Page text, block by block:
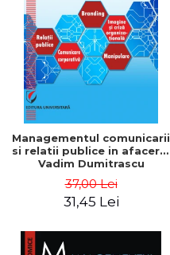
ADMINISTRATIVE
ȘTIINȚE ECONOMICE
ȘTIINȚE EXACTE
EDUCAȚIE FIZICĂ ȘI SPORT
PREUNIVERSITARIA
TIMP LIBER
ÎN CURS DE APARIȚIE
NOUTĂȚI
PACHETE DE STUDIU
PROMOȚIILE LUNII
ULTIMELE EXEMPLARE
Cum Cumpăr
Livrare
Politica de Retur
Formular de Retur
Distribuitori
Managementul comunicarii
si relatii publice in afaceri -
Vadim Dumitrascu
37,00 Lei
31,45 Lei